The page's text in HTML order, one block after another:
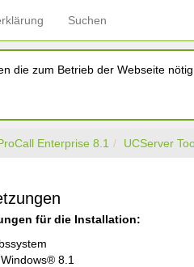
die zum Betrieb der Webseite
Suchen
Enterprise 8.1 UCServer
für die Installation:
Windows® 8.1